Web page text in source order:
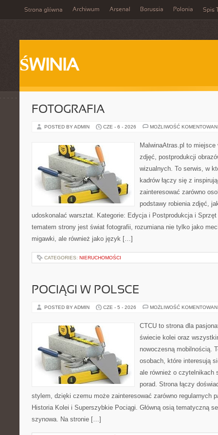
Strona główna Archiwum Arsenal Borussia Polonia Spis
ŚWINIA
FOTOGRAFIA
POSTED BY ADMIN CZE - 6 - 2026 MOŻLIWOŚĆ
MalwinaAtras.pl to
zdjęć, postprodukcji
wizualnych. To serwis, w
kadrów łączy się z
zainteresować zarówno
podstawy robienia zdjęć,
udoskonalać warsztat. Kategorie: Edycja i Postprodukcja i Sprzęt
tematem strony jest świat fotografii, rozumiana nie tylko jako
migawki, ale również jako język […]
CATEGORIES: NIERUCHOMOŚCI
POCIĄGI W POLSCE
POSTED BY ADMIN CZE - 5 - 2026 MOŻLIWOŚĆ
CTCU to strona dla
świecie kolei oraz
nowoczesną mobilnością.
osobach, które interesują
ale również o czytelnikach
porad. Strona łączy
stylem, dzięki czemu może zainteresować zarówno regularnych
Historia Kolei i Superszybkie Pociągi. Główną osią tematyczną
szynowa. Na stronie […]